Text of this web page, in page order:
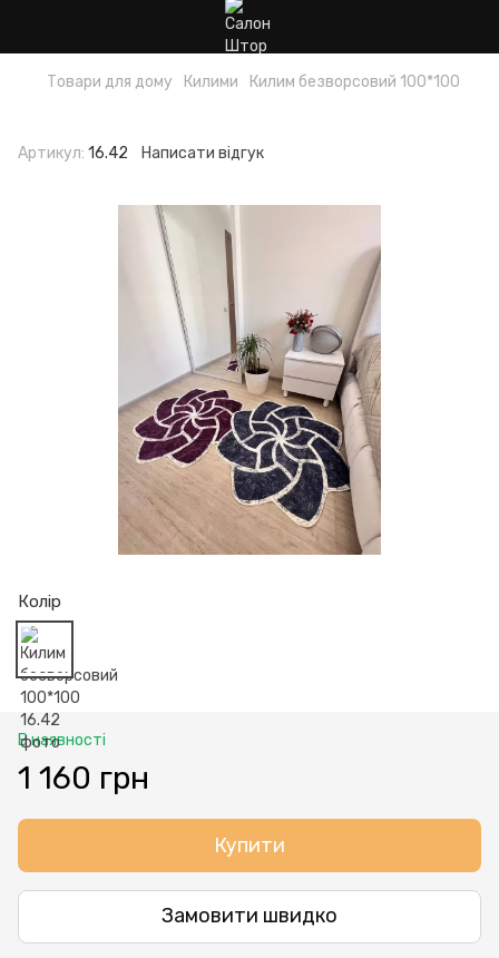
Товари для дому Килими Килим безворсовий 100*100
Артикул: 16.42 Написати відгук
Колір
В наявності
1 160 грн
Купити
Замовити швидко